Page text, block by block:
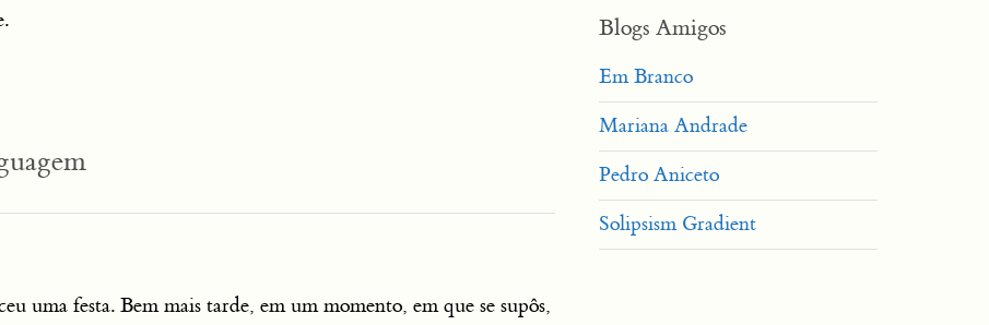
uma festa. Bem mais tarde, em um momento, em que se supôs,
Blogs Amigos
Em Branco
Mariana Andrade
Pedro Aniceto
Solipsism Gradient